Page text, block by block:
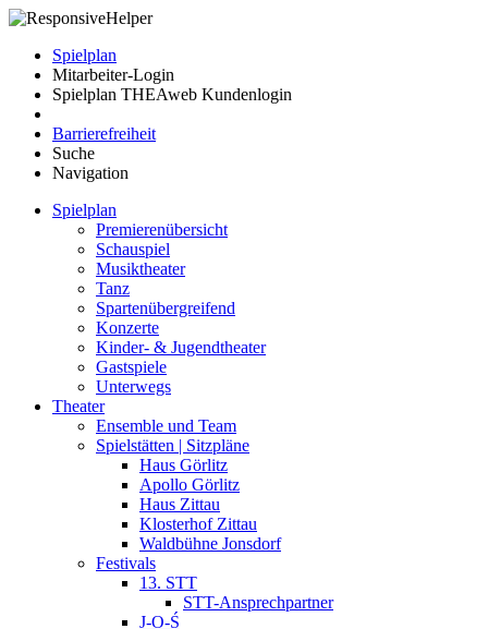
Spielplan
Mitarbeiter-Login
Spielplan THEAweb Kundenlogin
Barrierefreiheit
Suche
Navigation
Spielplan
Premierenübersicht
Schauspiel
Musiktheater
Tanz
Spartenübergreifend
Konzerte
Kinder- & Jugendtheater
Gastspiele
Unterwegs
Theater
Ensemble und Team
Spielstätten | Sitzpläne
Haus Görlitz
Apollo Görlitz
Haus Zittau
Klosterhof Zittau
Waldbühne Jonsdorf
Festivals
13. STT
STT-Ansprechpartner
J-O-Ś